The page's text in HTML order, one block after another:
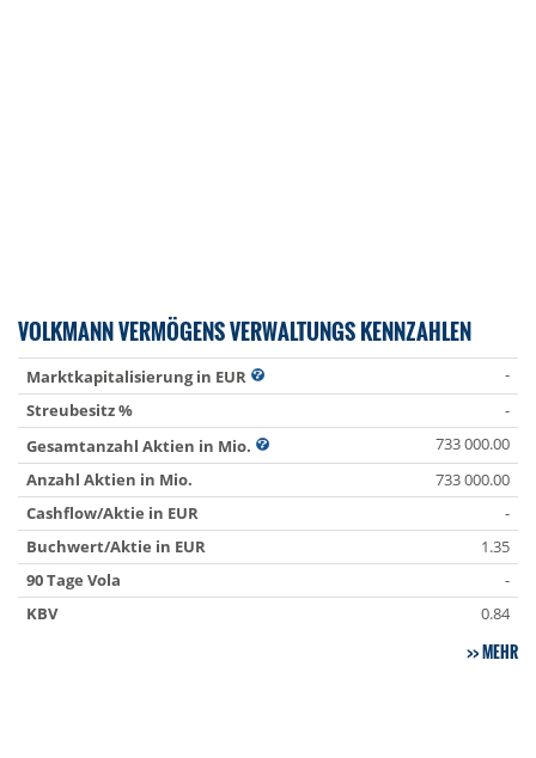
VOLKMANN VERMÖGENS VERWALTUNGS KENNZAHLEN
Marktkapitalisierung in EUR
-
Streubesitz %
-
Gesamtanzahl Aktien in Mio.
733 000.00
Anzahl Aktien in Mio.
733 000.00
Cashflow/Aktie in EUR
-
Buchwert/Aktie in EUR
1.35
90 Tage Vola
-
KBV
0.84
MEHR